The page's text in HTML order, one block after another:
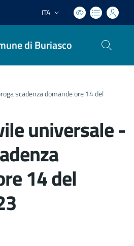
Lingua attiva:
ITA
di Buriasco
scadenza domande ore 14 del
universale -
14 del